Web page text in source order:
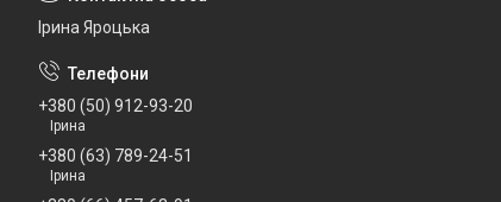
Ірина Яроцька
+380 (50) 912-93-20
Ірина
+380 (63) 789-24-51
Ірина